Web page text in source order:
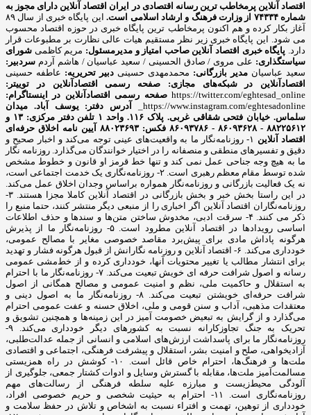
اقتصاد آنلاین پرمخاطب ترین رسانه اقتصادی در ایران اقتصاد آنلاین دارای مجوز به
شماره ۷۴۳۳۴ از وزارت فرهنگ و ارشاد اسلامی است.
این پایگاه خبری از سال ۸۹
آغاز بکار کرده و هم اکنون پرمخاطب ترین پایگاه خبری در حوزه اقتصاد محسوب
می شود. این پایگاه خبری زیر نظر مستقیم هیات عالی نظارت بر مطبوعات قرار
دارد. پایگاه خبری اقتصاد آنلاین صاحب امتیاز و مدیرمسئول: مریم کاظمی شورای
سیاستگذاری: علی مروی / صادق الحسینی / سعید عباسیان / هاشم آردم سردبیر:
سعید عباسیان مدیر بازرگانی: محمدمهدی حسینی دبیر تحریریه: عاطفه حسینی
اقتصادآنلاین در شبکه‌های مجازی:
صفحه رسمی اقتصادآنلاین در توییتر:
https://twitter.com/eghtesad_online صفحه رسمی اقتصادآنلاین در اینستاگرام:
https://www.instagram.com/eghtesadonline_
آدرس دفتر: یوسف آباد. میدان
سلماس. خیابان فتحی شقاقی غربی. پلاک ۱۱۶. واحد ۱
تلفن دفتر مرکزی: ۱۳ و
۸۸۲۲۵۶۱۲ - ۸۶۰۹۳۶۲۸ - ۸۶۰۹۳۷۸۶ فکس: ۸۸۰۲۳۶۹۳
آیین نامه اخلاق حرفه‌ای
اقتصاد آنلاین
۱- روزنامه‌نگار ما به واقعیت‌های عینی توجه می‌کند و اخبار صحیح و
دقیق و تفسیرهای منطقی و منصفانه را در اختیار خوانندگان می‌گذارد. روزنامه نگار
ما به هیچ وجه جناحی عمل نمی کند و تنها خط قرمز او قانون و خطوط مشخص
شده توسط مقام معظم رهبری است. ۲- روزنامه‌نگاری یک خدمت اجتماعی است،
نه یک فعالیت بازرگانی و روزنامه‌نگار همواره براساس وجدان اخلاق عمل می‌کند.
در این راستا بخش خبر و بخش بازرگانی در اقتصاد آنلاین کاملا مجزا هستند. ۳-
روزنامه‌نگاران اقتصاد آنلاین اگر اخباری را از منبعی دیگر منتشر کنند، حتما منبع را
ذکر می کنند. ۴- سرقت ادبی، مخدوش ساختن متن‌ها و سندها و حذف اطلاعات
اساسی رویدادها در اقتصاد آنلاین مطرود است. ۵- روزنامه‌نگار ما از پذیرش
هرگونه پاداش مادی برای پیش‌برد مقاصد خصوصی مغایر با مصالح عمومی،
خودداری می‌کند. ۶- اقتصاد آنلاین و روزنامه نگارانش از قبول هرگونه فشار و تهدید
برای انتشار مطالب یا تغییر محتویات آنها، خودداری کرده و از خط‌مشی عمومی
رسانه و اصول شرافت حرفه ای خویش تبعیت می‌کند. ۷- روزنامه‌نگار ما با احترام
به استقلال و حاکمیت ملی، نظم و امنیت عمومی و مصالح همگانی از اصول
شرافت حرفه‌ای خویشتن تبعیت می‌کند. ۸- روزنامه‌نگار ما به اصول دینی و
معتقدات مذهبی، آداب و سنن قومی و ملی، اخلاق حسنه و عفت عمومی احترام
می‌گذارد و از گرایش به تبعیض خصومت آمیز در این زمینه‌ها و همچنین تشویق و
تحریک به جنگ تجاوزکارانه نسبت به کشورهای دیگر خودداری می‌کند. ۹-
روزنامه‌نگار ما برای پاسداشت ارزش‌های اسلامی و انسانی از جمله عدالت‌طلبی،
آزادیخواهی، صلح و امنیت بشر، استقلال و پیشرفت فرهنگی، اجتماعی و اقتصادی
ملت‌ها و فرهنگ‌ها، احترام خاص قائل است. ۱۰- کوشش در راه همزیستی
مسالمت‌آمیز ملت‌ها، مقابله با گسترش وسایل و ادوات کشتار جمعی، جلوگیری از
آلودگی محیط‌زیست و مبارزه علیه سلطه فرهنگی از رسالت‌های مهم
روزنامه‌نگاری است. ۱۱- احترام به حیثیت شخصی و حریم خصوصی افراد،
خودداری از توهین، تهمت و افتراء نسبت به اشخاص و تلاش در حفظ سلامت و